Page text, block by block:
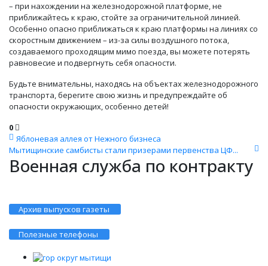
– при нахождении на железнодорожной платформе, не
приближайтесь к краю, стойте за ограничительной линией.
Особенно опасно приближаться к краю платформы на линиях со
скоростным движением – из-за силы воздушного потока,
создаваемого проходящим мимо поезда, вы можете потерять
равновесие и подвергнуть себя опасности.
Будьте внимательны, находясь на объектах железнодорожного
транспорта, берегите свою жизнь и предупреждайте об
опасности окружающих, особенно детей!
0
Яблоневая аллея от Нежного бизнеса
Мытищинские самбисты стали призерами первенства ЦФ...
Военная служба по контракту
Архив выпусков газеты
Полезные телефоны